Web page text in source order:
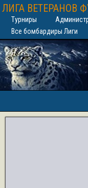
ЛИГА ВЕТЕРАНОВ
Турниры
Все бомбардиры Лиги